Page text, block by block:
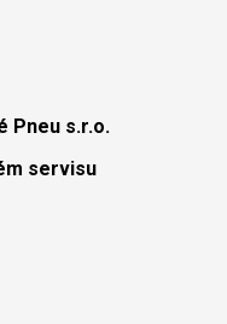
Pneu s.r.o.
servisu